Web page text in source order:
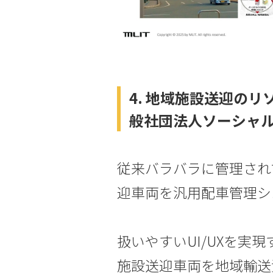
4. 地域施設送迎のリ
般社団法人ソーシャ
従来バラバラに管理さ
迎車両を汎用配車管理
扱いやすいUI/UXを実
施設送迎車両を地域輸